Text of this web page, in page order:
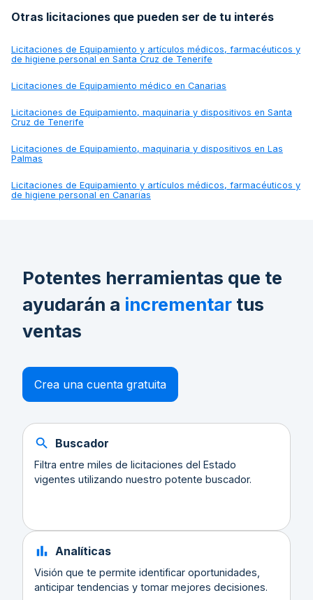
Otras licitaciones que pueden ser de tu interés
Licitaciones de Equipamiento y artículos médicos, farmacéuticos y
de higiene personal en Santa Cruz de Tenerife
Licitaciones de Equipamiento médico en Canarias
Licitaciones de Equipamiento, maquinaria y dispositivos en Santa
Cruz de Tenerife
Licitaciones de Equipamiento, maquinaria y dispositivos en Las
Palmas
Licitaciones de Equipamiento y artículos médicos, farmacéuticos y
de higiene personal en Canarias
Potentes herramientas que te
ayudarán a incrementar tus
ventas
Crea una cuenta gratuita
Buscador
Filtra entre miles de licitaciones del Estado
vigentes utilizando nuestro potente buscador.
Analíticas
Visión que te permite identificar oportunidades,
anticipar tendencias y tomar mejores decisiones.